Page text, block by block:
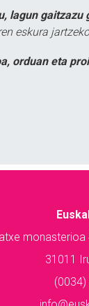
lagun gaitzazu
eskura
orduan eta
monasterioa
31011
(0034)